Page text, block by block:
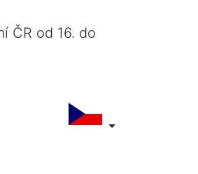
ČR od 16. do